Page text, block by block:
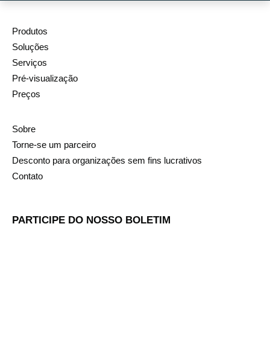
Produtos
Soluções
Serviços
Pré-visualização
Preços
Sobre
Torne-se um parceiro
Desconto para organizações sem fins lucrativos
Contato
PARTICIPE DO NOSSO BOLETIM